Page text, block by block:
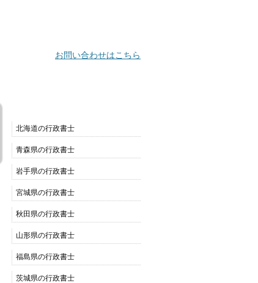
お問い合わせはこちら
北海道の行政書士
青森県の行政書士
岩手県の行政書士
宮城県の行政書士
秋田県の行政書士
山形県の行政書士
福島県の行政書士
茨城県の行政書士